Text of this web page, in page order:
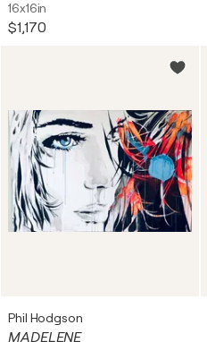
16x16in
$1,170
Phil Hodgson
MADELENE